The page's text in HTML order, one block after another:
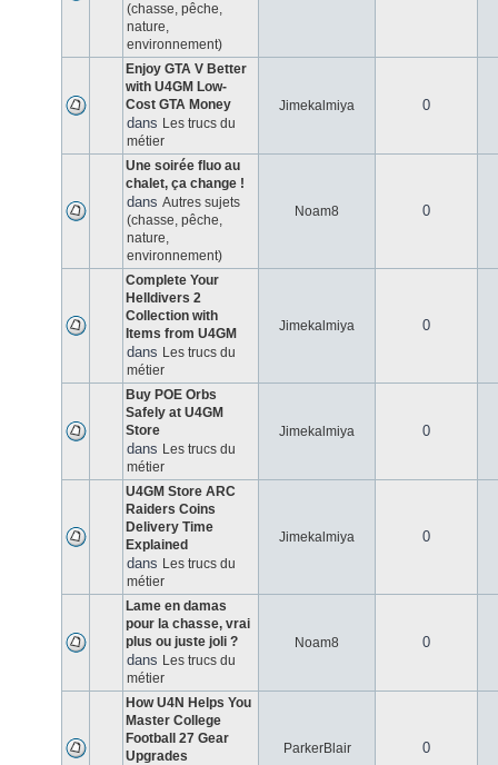
(chasse, pêche,
nature,
environnement)
Enjoy GTA V Better
with U4GM Low-
Cost GTA Money
dans Les trucs du
métier
Jimekalmiya 0
Une soirée fluo au
chalet, ça change !
dans Autres sujets
(chasse, pêche,
nature,
environnement)
Noam8 0
Complete Your
Helldivers 2
Collection with
Items from U4GM
dans Les trucs du
métier
Jimekalmiya 0
Buy POE Orbs
Safely at U4GM
Store
dans Les trucs du
métier
Jimekalmiya 0
U4GM Store ARC
Raiders Coins
Delivery Time
Explained
dans Les trucs du
métier
Jimekalmiya 0
Lame en damas
pour la chasse, vrai
plus ou juste joli ?
dans Les trucs du
métier
Noam8 0
How U4N Helps You
Master College
Football 27 Gear
Upgrades
ParkerBlair 0